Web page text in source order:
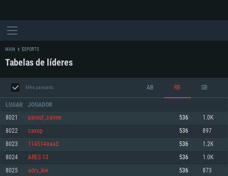
REQUERIMENTOS DE SISTEMA
MAIN ESPORTS
Tabelas de líderes
Mês passado AB RB SB
LUGAR JOGADOR
8021 palouf_calme 536 1.0K
8022 сахор 536 897
8023 114514aaa3 536 1.2K
8024 ARES 13 536 1.0K
8025 adry_kie 536 873